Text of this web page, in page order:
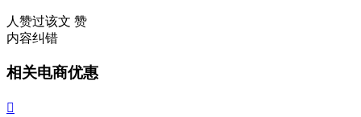
人赞过该文 赞
内容纠错
相关电商优惠
